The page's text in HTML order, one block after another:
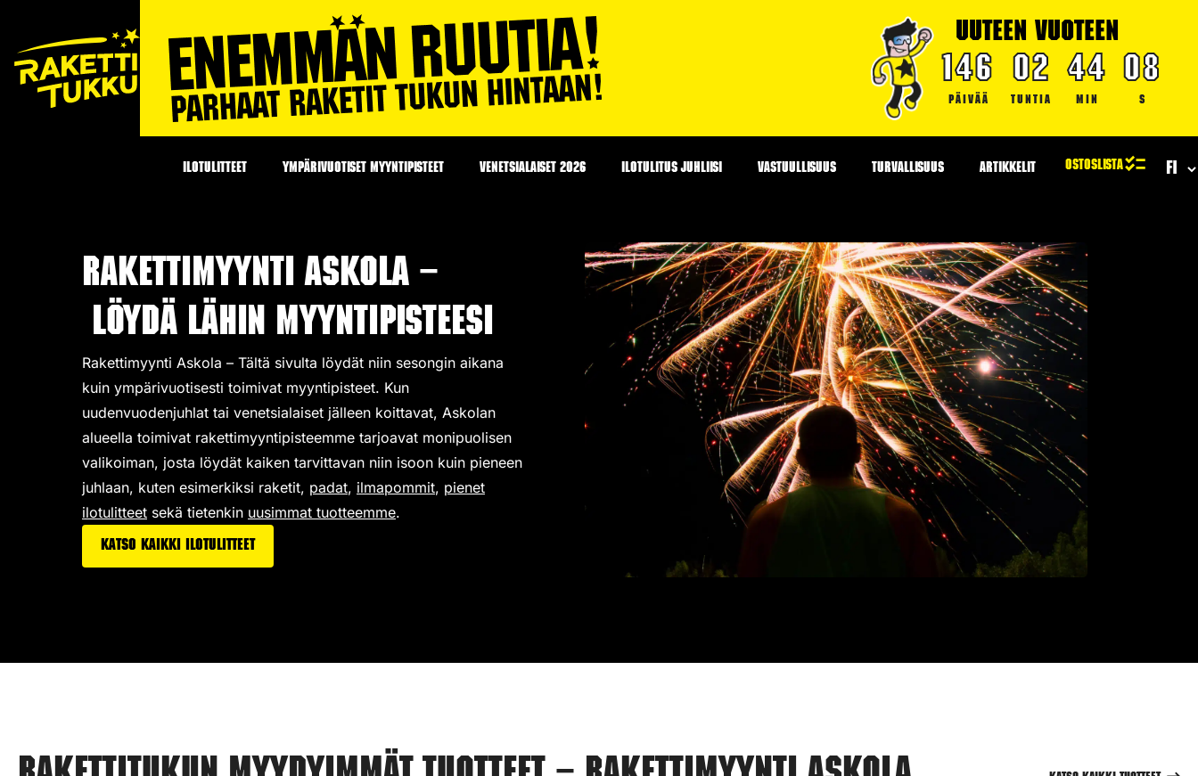
UUTEEN VUOTEEN
146
PÄIVÄÄ
02
TUNTIA
44
MIN
07
S
ILOTULITTEET YMPÄRIVUOTISET MYYNTIPISTEET VENETSIALAISET 2026 ILOTULITUS JUHLIISI VASTUULLISUUS TURVALLISUUS ARTIKKELIT
Rakettimyynti Askola –
Löydä lähin myyntipisteesi
Rakettimyynti Askola – Tältä sivulta löydät niin sesongin aikana
kuin ympärivuotisesti toimivat myyntipisteet. Kun
uudenvuodenjuhlat tai venetsialaiset jälleen koittavat, Askolan
alueella toimivat rakettimyyntipisteemme tarjoavat monipuolisen
valikoiman, josta löydät kaiken tarvittavan niin isoon kuin pieneen
juhlaan, kuten esimerkiksi raketit, padat, ilmapommit, pienet
ilotulitteet sekä tietenkin uusimmat tuotteemme.
Katso kaikki ilotulitteet